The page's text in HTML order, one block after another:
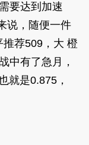
要达到加速
说，随便一件
荐509，大 橙
中有了急月，
就是0.875，